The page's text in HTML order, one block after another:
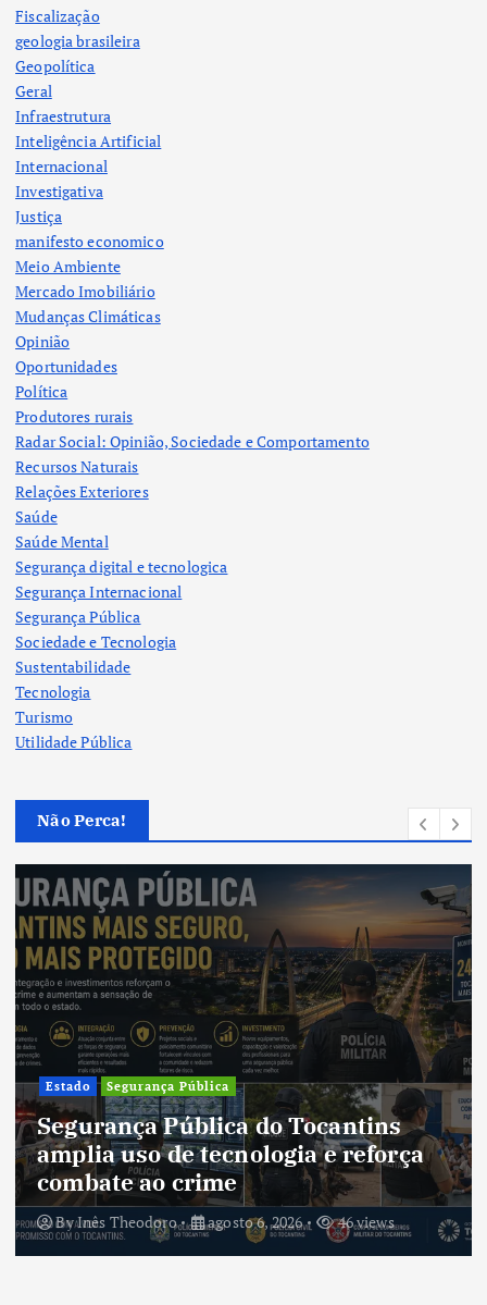
Fiscalização
geologia brasileira
Geopolítica
Geral
Infraestrutura
Inteligência Artificial
Internacional
Investigativa
Justiça
manifesto economico
Meio Ambiente
Mercado Imobiliário
Mudanças Climáticas
Opinião
Oportunidades
Política
Produtores rurais
Radar Social: Opinião, Sociedade e Comportamento
Recursos Naturais
Relações Exteriores
Saúde
Saúde Mental
Segurança digital e tecnologica
Segurança Internacional
Segurança Pública
Sociedade e Tecnologia
Sustentabilidade
Tecnologia
Turismo
Utilidade Pública
Não Perca!
Estado Segurança Pública
Segurança Pública do Tocantins
amplia uso de tecnologia e reforça
combate ao crime
ByInês Theodoro agosto 6, 2026 46 views